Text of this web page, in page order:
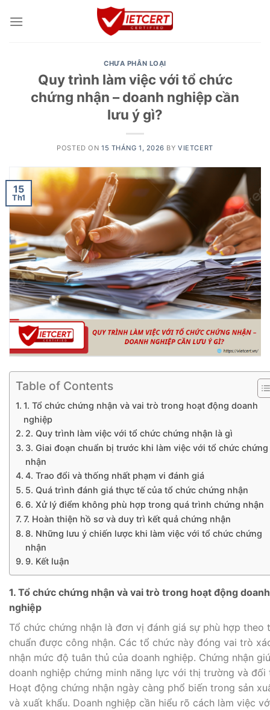
CHƯA PHÂN LOẠI
Quy trình làm việc với tổ chức
chứng nhận – doanh nghiệp cần
lưu ý gì?
POSTED ON 15 THÁNG 1, 2026 BYVIETCERT
15
Th1
Table of Contents
1. Tổ chức chứng nhận và vai trò trong hoạt động doanh
nghiệp
2. Quy trình làm việc với tổ chức chứng nhận là gì
3. Giai đoạn chuẩn bị trước khi làm việc với tổ chức chứng
nhận
4. Trao đổi và thống nhất phạm vi đánh giá
5. Quá trình đánh giá thực tế của tổ chức chứng nhận
6. Xử lý điểm không phù hợp trong quá trình chứng nhận
7. Hoàn thiện hồ sơ và duy trì kết quả chứng nhận
8. Những lưu ý chiến lược khi làm việc với tổ chức chứng
nhận
9. Kết luận
1. Tổ chức chứng nhận và vai trò trong hoạt động doanh
nghiệp
Tổ chức chứng nhận là đơn vị đánh giá sự phù hợp theo
chuẩn được công nhận. Các tổ chức này đóng vai trò
nhận mức độ tuân thủ của doanh nghiệp. Chứng nhận
doanh nghiệp chứng minh năng lực với thị trường và đối
Hoạt động chứng nhận ngày càng phổ biến trong sản
và xuất khẩu. Doanh nghiệp cần hiểu rõ cách làm việc